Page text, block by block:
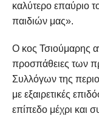
καλύτερο επαύριο
παιδιών μας».
Ο κος Τσιούμαρης
προσπάθειες των
Συλλόγων της
με εξαιρετικές
επίπεδο μέχρι και